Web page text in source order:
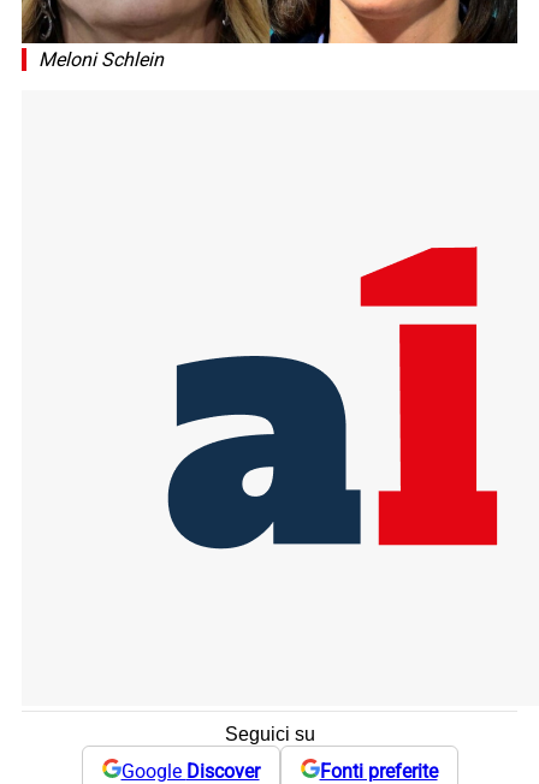
Meloni Schlein
Seguici su
Google Discover Fonti preferite